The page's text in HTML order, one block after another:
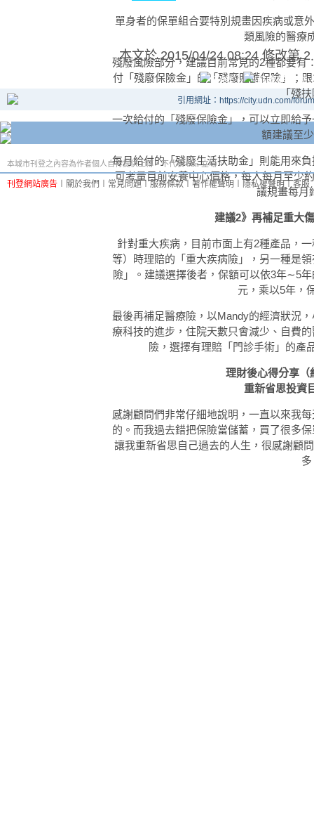
單身者的保單組合要特別規畫因疾病或意
類風險的醫療
殘廢風險部分，建議目前常見的2種都要
付「殘廢保險金」的「殘廢照護保險」；
「殘
一次給付的「殘廢保險金」，可以立即給
額建議至
每月給付的「殘廢生活扶助金」則能用來
可考量目前安養中心價格，每人每月至少
議規畫每月
建議2》再補足重大
針對重大疾病，目前市面上有2種產品，
等）時理賠的「重大疾病險」，另一種是
險」。建議選擇後者，保額可以依3年∼5
元，乘以5年，
最後再補足醫療險，以Mandy的經濟狀況
療科技的進步，住院天數只會減少、自費
險，選擇有理賠「門診手術」的產
理財後心得分享
重新省思投資
感謝顧問們非常仔細地說明，一直以來我
的。而我過去錯把保險當儲蓄，買了很多
讓我重新省思自己過去的人生，很感謝顧
本文於2015/04/24 08:24 修改第 2
引用網址：https://city.udn.com/
本城市刊登之內容為作者個人自行提供上傳，不代表 udn 立場。
刊登網站廣告 關於我們 常見問題 ︱服務條款 ︱ 著作權聲明 隱私權聲明 ︱客服